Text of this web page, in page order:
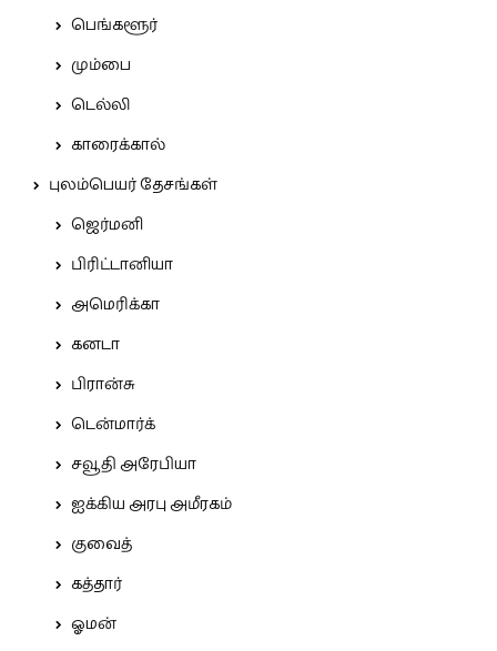
பெங்களூர்
மும்பை
டெல்லி
காரைக்கால்
புலம்பெயர் தேசங்கள்
ஜெர்மனி
பிரிட்டானியா
அமெரிக்கா
கனடா
பிரான்சு
டென்மார்க்
சவூதி அரேபியா
ஐக்கிய அரபு அமீரகம்
குவைத்
கத்தார்
ஓமன்